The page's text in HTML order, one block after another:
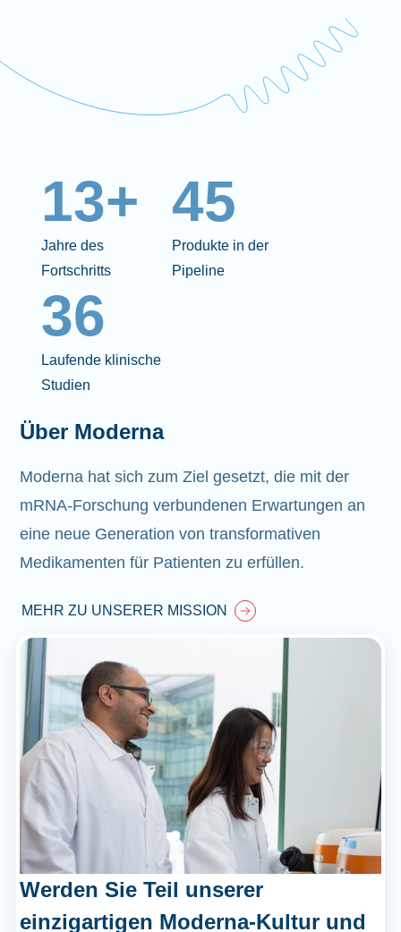
13+
Jahre des
Fortschritts
45
Produkte in der
Pipeline
36
Laufende klinische
Studien
Über Moderna
Moderna hat sich zum Ziel gesetzt, die mit der
mRNA-Forschung verbundenen Erwartungen an
eine neue Generation von transformativen
Medikamenten für Patienten zu erfüllen.
MEHR ZU UNSERER MISSION
Werden Sie Teil unserer
einzigartigen Moderna-Kultur und